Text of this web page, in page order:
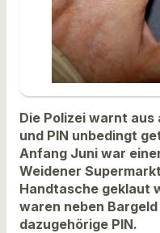
Die Polizei warnt
und PIN unbedingt
Anfang Juni war
Weidener
Handtasche geklaut
waren neben
dazugehörige PIN.